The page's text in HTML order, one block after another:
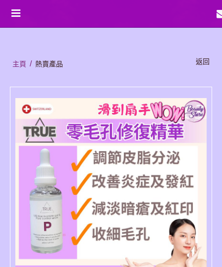
Toggle
主頁 / 熱賣產品 返回